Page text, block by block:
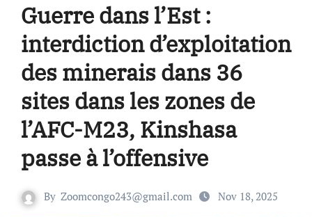
Guerre dans l’Est :
interdiction d’exploitation
des minerais dans 36
sites dans les zones de
l’AFC-M23, Kinshasa
passe à l’offensive
By Zoomcongo243@gmail.com Nov 18, 2025